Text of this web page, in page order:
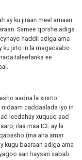
ay ku jiraan meel amaan
Samee qorshe adiga
haddii adiga ama
ku jirto in la magacaabo
taleefanka ee
aadna la xiriirto
nidaam caddaalada iyo in
leedahay xuquuq aad
ilaa maa ICE ay la
(ma aha amar
kugu baaraan adiga ama
aan haysan sabab